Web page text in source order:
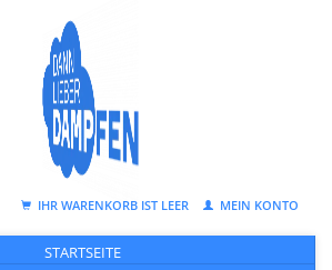
IHR WARENKORB IST LEER MEIN KONTO
STARTSEITE